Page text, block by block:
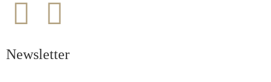
Newsletter